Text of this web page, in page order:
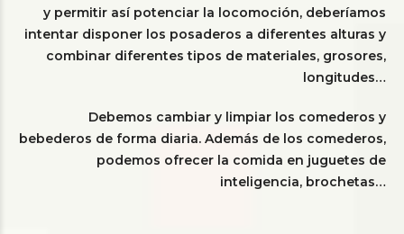
y permitir así potenciar la locomoción, deberíamos
intentar disponer los posaderos a diferentes alturas y
combinar diferentes tipos de materiales, grosores,
longitudes…
Debemos cambiar y limpiar los comederos y
bebederos de forma diaria. Además de los comederos,
podemos ofrecer la comida en juguetes de
inteligencia, brochetas…